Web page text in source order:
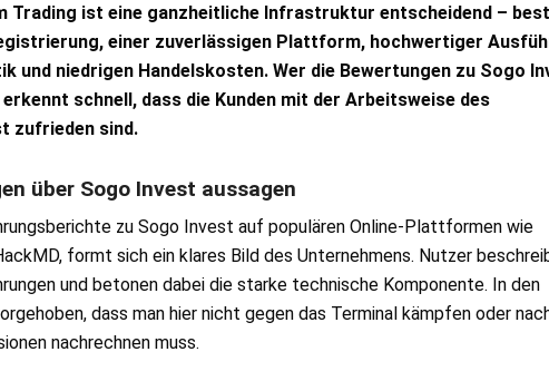
Trading ist eine ganzheitliche Infrastruktur entscheidend –
einer zuverlässigen Plattform, hochwertiger
und niedrigen Handelskosten. Wer die Bewertungen zu Sogo
schnell, dass die Kunden mit der Arbeitsweise des
zufrieden sind.
über Sogo Invest aussagen
zu Sogo Invest auf populären Online-Plattformen wie
formt sich ein klares Bild des Unternehmens. Nutzer
und betonen dabei die starke technische Komponente. In den
dass man hier nicht gegen das Terminal kämpfen oder
nachrechnen muss.